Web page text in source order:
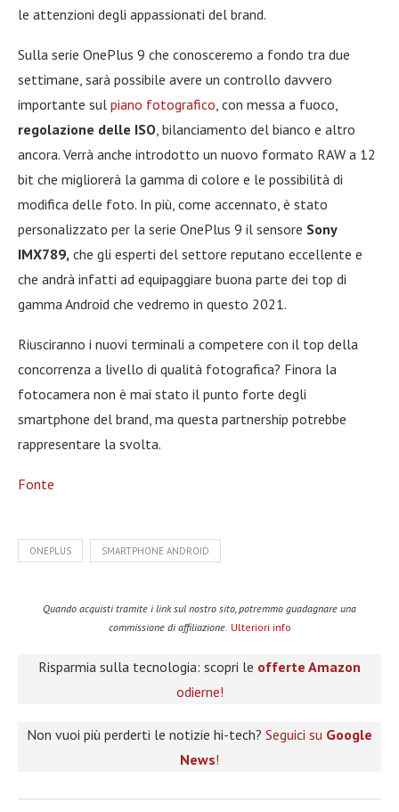
le attenzioni degli appassionati del brand.
Sulla serie OnePlus 9 che conosceremo a fondo tra due
settimane, sarà possibile avere un controllo davvero
importante sul piano fotografico, con messa a fuoco,
regolazione delle ISO, bilanciamento del bianco e altro
ancora. Verrà anche introdotto un nuovo formato RAW a 12
bit che migliorerà la gamma di colore e le possibilità di
modifica delle foto. In più, come accennato, è stato
personalizzato per la serie OnePlus 9 il sensore Sony
IMX789, che gli esperti del settore reputano eccellente e
che andrà infatti ad equipaggiare buona parte dei top di
gamma Android che vedremo in questo 2021.
Riusciranno i nuovi terminali a competere con il top della
concorrenza a livello di qualità fotografica? Finora la
fotocamera non è mai stato il punto forte degli
smartphone del brand, ma questa partnership potrebbe
rappresentare la svolta.
Fonte
ONEPLUS SMARTPHONE ANDROID
Quando acquisti tramite i link sul nostro sito, potremmo guadagnare una
commissione di affiliazione. Ulteriori info
Risparmia sulla tecnologia: scopri le offerte Amazon
odierne!
Non vuoi più perderti le notizie hi-tech? Seguici su Google
News!